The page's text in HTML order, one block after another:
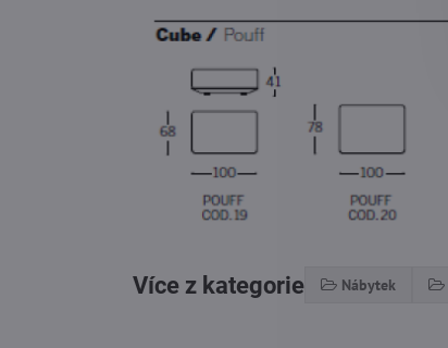
Více z kategorie Nábytek